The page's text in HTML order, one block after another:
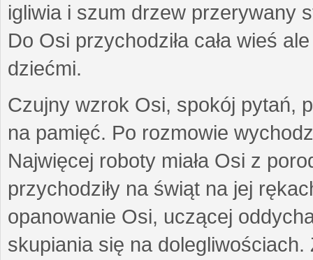
igliwia i szum drzew przerywany
Do Osi przychodziła cała wieś
dziećmi.
Czujny wzrok Osi, spokój pytań,
na pamięć. Po rozmowie
Najwięcej roboty miała Osi z
przychodziły na świąt na jej
opanowanie Osi, uczącej
skupiania się na dolegliwościach.